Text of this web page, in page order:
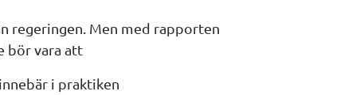
regeringen. Men med rapporten
bör vara att
i praktiken